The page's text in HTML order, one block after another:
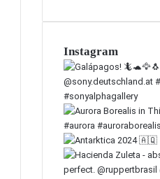
Instagram